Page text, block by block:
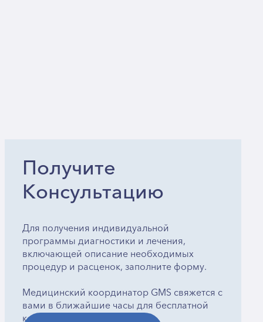
Получите
Консультацию
Для получения индивидуальной
программы диагностики и лечения,
включающей описание необходимых
процедур и расценок, заполните форму.
Медицинский координатор GMS свяжется с
вами в ближайшие часы для бесплатной
консультации.